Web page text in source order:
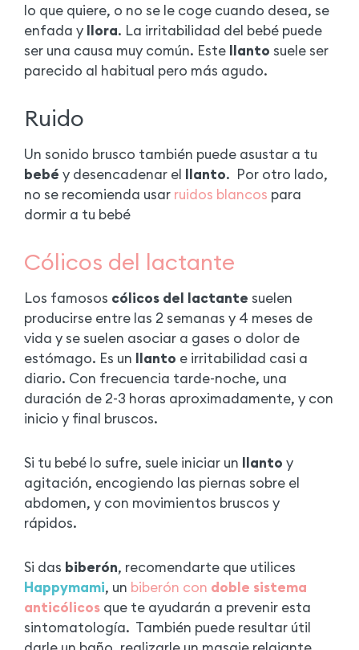
lo que quiere, o no se le coge cuando desea, se
enfada y llora. La irritabilidad del bebé puede
ser una causa muy común. Este llanto suele ser
parecido al habitual pero más agudo.
Ruido
Un sonido brusco también puede asustar a tu
bebé y desencadenar el llanto. Por otro lado,
no se recomienda usar ruidos blancos para
dormir a tu bebé
Cólicos del lactante
Los famosos cólicos del lactante suelen
producirse entre las 2 semanas y 4 meses de
vida y se suelen asociar a gases o dolor de
estómago. Es un llanto e irritabilidad casi a
diario. Con frecuencia tarde-noche, una
duración de 2-3 horas aproximadamente, y con
inicio y final bruscos.
Si tu bebé lo sufre, suele iniciar un llanto y
agitación, encogiendo las piernas sobre el
abdomen, y con movimientos bruscos y
rápidos.
Si das biberón, recomendarte que utilices
Happymami, un biberón con doble sistema
anticólicos que te ayudarán a prevenir esta
sintomatología. También puede resultar útil